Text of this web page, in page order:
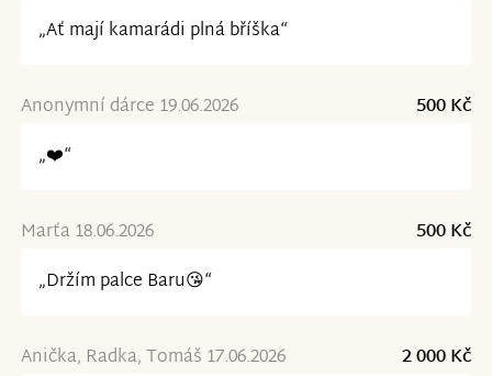
„Ať mají kamarádi plná bříška“
Anonymní dárce 19.06.2026
500 Kč
„❤️“
Marťa 18.06.2026
500 Kč
„Držím palce Baru😘“
Anička, Radka, Tomáš 17.06.2026
2 000 Kč